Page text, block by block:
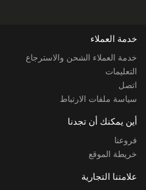
خدمة العملاء
خدمة العملاء الشحن والاسترجاع
التعليمات
اتصل
سياسة ملفات الارتباط
أين يمكنك أن تجدنا
فروعنا
خريطة الموقع
علامتنا التجارية